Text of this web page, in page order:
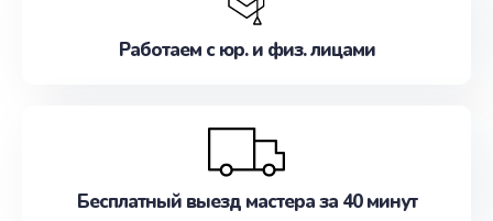
Работаем с юр. и физ. лицами
Бесплатный выезд мастера за 40 минут